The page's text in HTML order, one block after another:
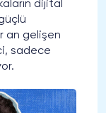
dijital
an gelişen
sadece